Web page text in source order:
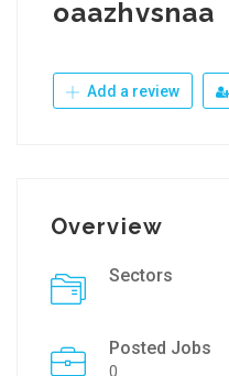
oaazhvsnaa
Add a review
Overview
Sectors
Posted Jobs
0